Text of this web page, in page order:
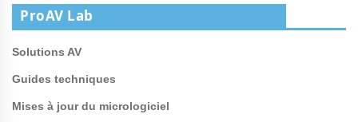
ProAV Lab
Solutions AV
Guides techniques
Mises à jour du micrologiciel